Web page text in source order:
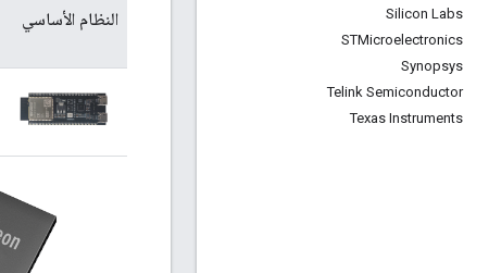
Silicon Labs
STMicroelectronics
Synopsys
Telink Semiconductor
Texas Instruments
النظام الأساسي